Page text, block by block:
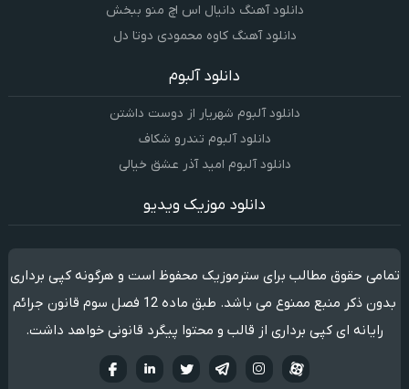
دانلود آهنگ دانیال اس اچ منو ببخش
دانلود آهنگ کاوه محمودی دوتا دل
دانلود آلبوم
دانلود آلبوم شهریار از دوست داشتن
دانلود آلبوم تندرو شکاف
دانلود آلبوم امید آذر عشق خیالی
دانلود موزیک ویدیو
تمامی حقوق مطالب برای سترموزیک محفوظ است و هرگونه کپی برداری
بدون ذکر منبع ممنوع می باشد. طبق ماده 12 فصل سوم قانون جرائم
رایانه ای کپی برداری از قالب و محتوا پیگرد قانونی خواهد داشت.
تويتر تلگرام
اینستاگرام آپارات